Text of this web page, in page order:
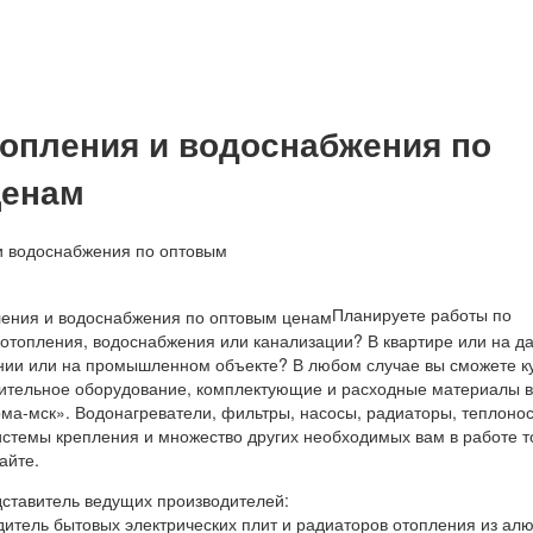
и водоснабжения по
Планируете работы по
водоснабжения или канализации? В квартире или на
или на промышленном объекте? В любом случае вы сможете
оборудование, комплектующие и расходные материалы
мск». Водонагреватели, фильтры, насосы, радиаторы,
крепления и множество других необходимых вам в работе
ведущих производителей:
бытовых электрических плит и радиаторов отопления из